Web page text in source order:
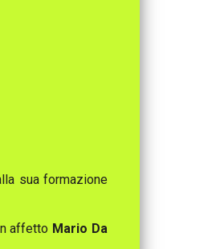
sua formazione
affetto Mario Da